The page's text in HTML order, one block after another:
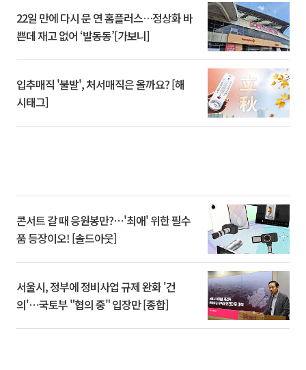
22일 만에 다시 문 연 홈플러스…정상화 바
쁜데 재고 없어 ‘발동동’[가보니]
입추매직 '불발', 처서매직은 올까요? [해
시태그]
콘서트 갈 때 응원봉만?⋯'최애' 위한 필수
품 등장이오! [솔드아웃]
서울시, 정부에 정비사업 규제 완화 '건
의'⋯국토부 "협의 중" 입장만 [종합]